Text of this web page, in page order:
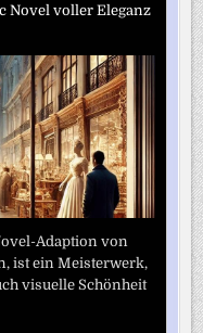
Novel voller Eleganz
Adaption von
ist ein Meisterwerk,
visuelle Schönheit